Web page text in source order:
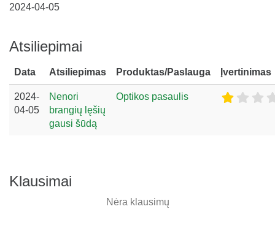
2024-04-05
Atsiliepimai
Data Atsiliepimas Produktas/Paslauga Įvertinimas
2024-
04-05
Nenori
brangių lęšių
gausi šūdą
Optikos pasaulis
Klausimai
Nėra klausimų